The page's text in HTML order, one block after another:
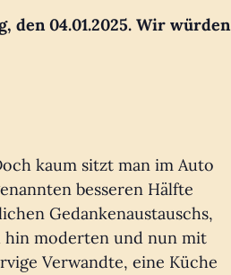
den 04.01.2025. Wir würden
kaum sitzt man im Auto
besseren Hälfte
Gedankenaustauschs,
hin moderten und nun mit
Verwandte, eine Küche